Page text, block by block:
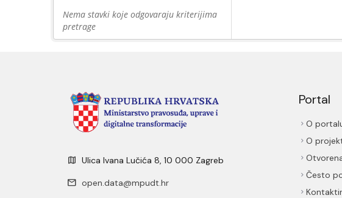
Nema stavki koje odgovaraju kriterijima
pretrage